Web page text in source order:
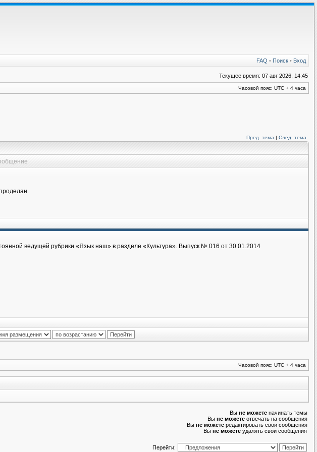
FAQ • Поиск • Вход
Текущее время: 07 авг 2026, 14:45
Часовой пояс: UTC + 4 часа
Пред. тема | След. тема
ведущей рубрики «Язык наш» в разделе «Культура». Выпуск № 016 от 30.01.2014
Часовой пояс: UTC + 4 часа
Вы не можете начинать темы
Вы не можете отвечать на сообщения
Вы не можете редактировать свои сообщения
Вы не можете удалять свои сообщения
Перейти: